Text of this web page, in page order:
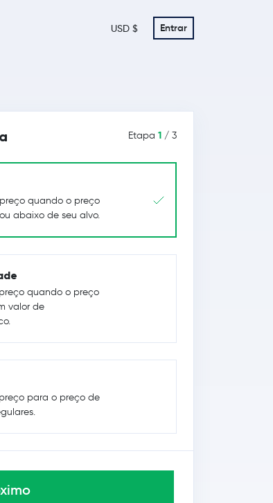
USD $ Entrar
Etapa 1 / 3
quando o preço
abaixo de seu alvo.
quando o preço
valor de
para o preço de